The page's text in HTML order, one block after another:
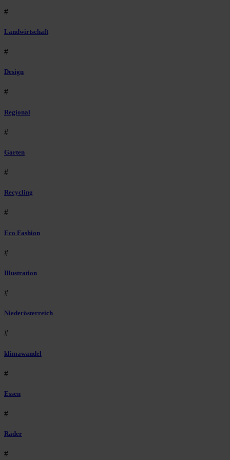
#
Landwirtschaft
#
Design
#
Regional
#
Garten
#
Recycling
#
Eco Fashion
#
Illustration
#
Niederösterreich
#
klimawandel
#
Essen
#
Räder
#